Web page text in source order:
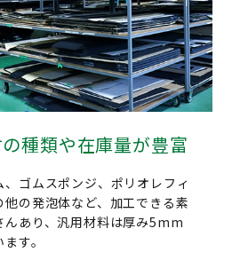
種類や在庫量が豊富
、ゴムスポンジ、ポリオレフィ
他の発泡体など、加工できる素
んあり、汎用材料は厚み5mm
す。